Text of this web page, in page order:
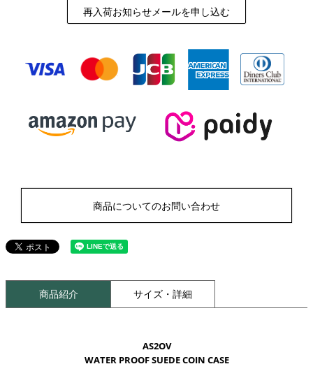
再入荷お知らせメールを申し込む
商品についてのお問い合わせ
商品紹介 サイズ・詳細
AS2OV
WATER PROOF SUEDE COIN CASE